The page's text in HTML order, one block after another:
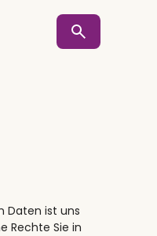
Daten ist uns
Rechte Sie in